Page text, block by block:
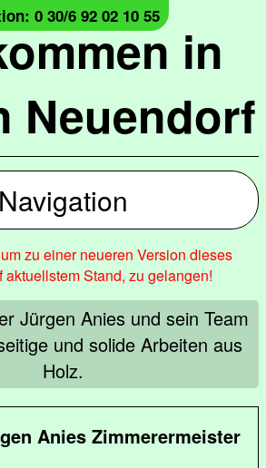
in
Neuendorf
0 30/6 92 02 10 55
Navigation
zu einer neueren Version dieses
aktuellstem Stand, zu gelangen!
Jürgen Anies und sein Team
und solide Arbeiten aus
Holz.
Anies Zimmerermeister